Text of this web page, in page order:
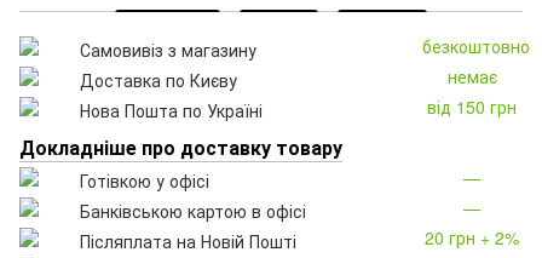
Самовивіз з магазину
безкоштовно
Доставка по Києву
немає
Нова Пошта по Україні
від 150 грн
Докладніше про доставку товару
Готівкою у офісі
—
Банківською картою в офісі
—
Післяплата на Новій Пошті
20 грн + 2%